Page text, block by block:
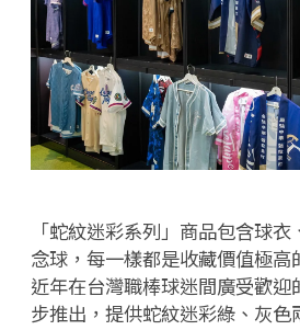
「蛇紋迷彩系列」商品包含球
念球，每一樣都是收藏價值極高
近年在台灣職棒球迷間廣受歡迎
步推出，提供蛇紋迷彩綠、灰色